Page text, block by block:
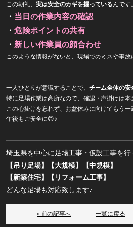
この朝礼、 実は安全のカギを握っている んです。
・ 当日の作業内容の確認
・ 危険ポイントの共有
・ 新しい作業員の顔合わせ
このような情報がないと、現場でのミスや事故
一人ひとりが意識することで、 チーム全体の安
特に足場作業は高所なので、確認・声掛けは本
この心掛けを忘れず、お盆休みに向けてもう一
午後もご安全に😊♪
埼玉県を中心に足場工事・仮設工事を行
【吊り足場】【大規模】【中規模】
【新築住宅】【リフォーム工事】
どんな足場も対応致します♪
« 前の記事へ 一覧に戻る